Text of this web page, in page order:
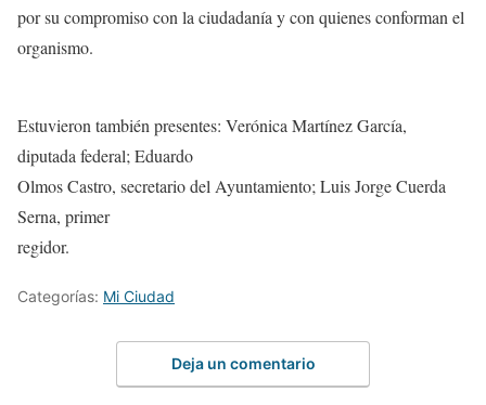
por su compromiso con la ciudadanía y con quienes conforman el
organismo.
Estuvieron también presentes: Verónica Martínez García,
diputada federal; Eduardo
Olmos Castro, secretario del Ayuntamiento; Luis Jorge Cuerda
Serna, primer
regidor.
Categorías: Mi Ciudad
Deja un comentario